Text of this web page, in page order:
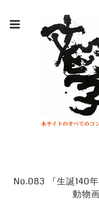
No.083 『生誕140
動物